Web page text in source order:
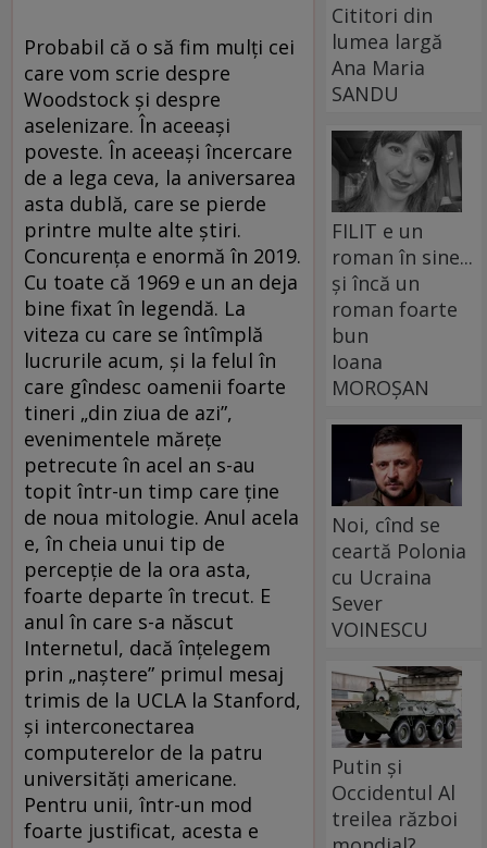
Probabil că o să fim mulți cei
care vom scrie despre
Woodstock și despre
aselenizare. În aceeași
poveste. În aceeași încercare
de a lega ceva, la aniversarea
asta dublă, care se pierde
printre multe alte știri.
Concurența e enormă în 2019.
Cu toate că 1969 e un an deja
bine fixat în legendă. La
viteza cu care se întîmplă
lucrurile acum, și la felul în
care gîndesc oamenii foarte
tineri „din ziua de azi”,
evenimentele mărețe
petrecute în acel an s-au
topit într-un timp care ține
de noua mitologie. Anul acela
e, în cheia unui tip de
percepție de la ora asta,
foarte departe în trecut. E
anul în care s-a născut
Internetul, dacă înțelegem
prin „naștere” primul mesaj
trimis de la UCLA la Stanford,
și interconectarea
computerelor de la patru
universități americane.
Pentru unii, într-un mod
foarte justificat, acesta e
Cititori din
lumea largă
Ana Maria
SANDU
FILIT e un
roman în sine...
și încă un
roman foarte
bun
Ioana
MOROȘAN
Noi, cînd se
ceartă Polonia
cu Ucraina
Sever
VOINESCU
Putin și
Occidentul Al
treilea război